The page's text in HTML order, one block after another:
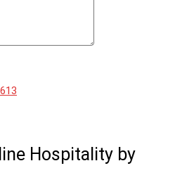
Hospitality by